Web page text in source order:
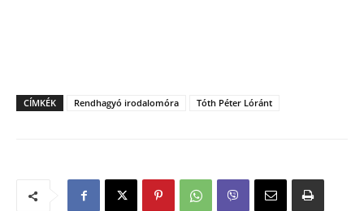
CÍMKÉK Rendhagyó irodalomóra Tóth Péter Lóránt